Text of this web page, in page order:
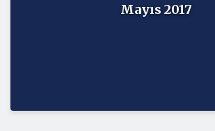
Mayıs 2017